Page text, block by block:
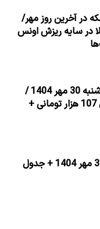
در آخرین روز مهر/
در سایه ریزش اونس
قیمت دلار امروز چهارشنبه 30 مهر 1404 /
ماندگاری دلار در کانال 107 هزار تومانی +